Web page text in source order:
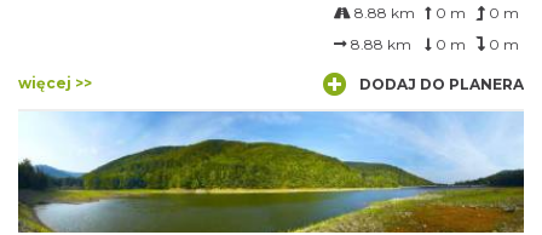
8.88 km 0 m
0 m
8.88 km
0 m 0 m
więcej >> DODAJ DO PLANERA